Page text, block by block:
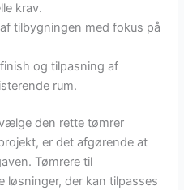
krav.
tilbygningen med fokus på
og tilpasning af
rum.
den rette tømrer
er det afgørende at
Tømrere til
løsninger, der kan tilpasses